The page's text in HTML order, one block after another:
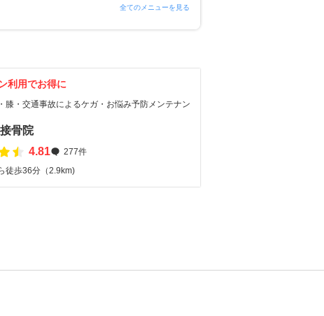
全てのメニューを見る
利用でお得に
膝・交通事故によるケガ・お悩み予防メンテナン
骨院
4.81
277件
徒歩36分（2.9km)